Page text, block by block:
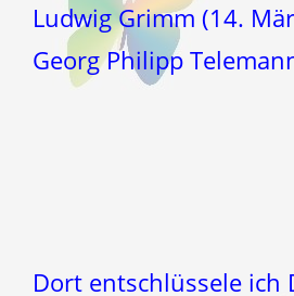
Ludwig Grimm (14.
Georg Philipp
Dort entschlüssele ich